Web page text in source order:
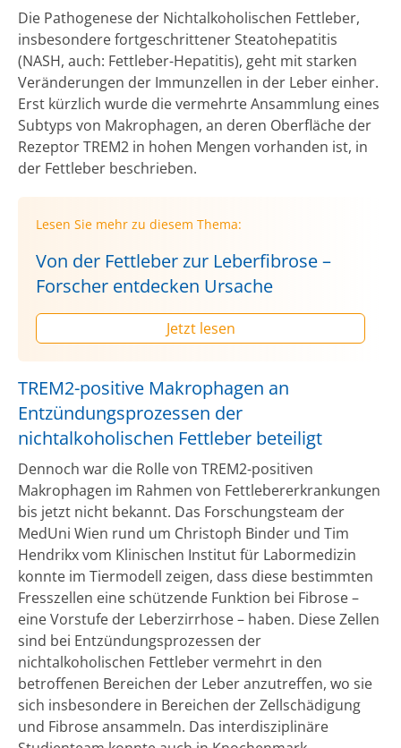
Die Pathogenese der Nichtalkoholischen Fettleber,
insbesondere fortgeschrittener Steatohepatitis
(NASH, auch: Fettleber-Hepatitis), geht mit starken
Veränderungen der Immunzellen in der Leber einher.
Erst kürzlich wurde die vermehrte Ansammlung eines
Subtyps von Makrophagen, an deren Oberfläche der
Rezeptor TREM2 in hohen Mengen vorhanden ist, in
der Fettleber beschrieben.
Lesen Sie mehr zu diesem Thema:
Von der Fettleber zur Leberfibrose –
Forscher entdecken Ursache
Jetzt lesen
TREM2-positive Makrophagen an
Entzündungsprozessen der
nichtalkoholischen Fettleber beteiligt
Dennoch war die Rolle von TREM2-positiven
Makrophagen im Rahmen von Fettlebererkrankungen
bis jetzt nicht bekannt. Das Forschungsteam der
MedUni Wien rund um Christoph Binder und Tim
Hendrikx vom Klinischen Institut für Labormedizin
konnte im Tiermodell zeigen, dass diese bestimmten
Fresszellen eine schützende Funktion bei Fibrose –
eine Vorstufe der Leberzirrhose – haben. Diese Zellen
sind bei Entzündungsprozessen der
nichtalkoholischen Fettleber vermehrt in den
betroffenen Bereichen der Leber anzutreffen, wo sie
sich insbesondere in Bereichen der Zellschädigung
und Fibrose ansammeln. Das interdisziplinäre